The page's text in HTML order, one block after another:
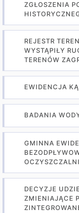
ZGŁOSZENIA
REJESTR
WYSTĄPIŁY
TERENÓW
EWIDENCJA
BADANIA
GMINNA
DECYZJE
ZMIENIAJĄCE